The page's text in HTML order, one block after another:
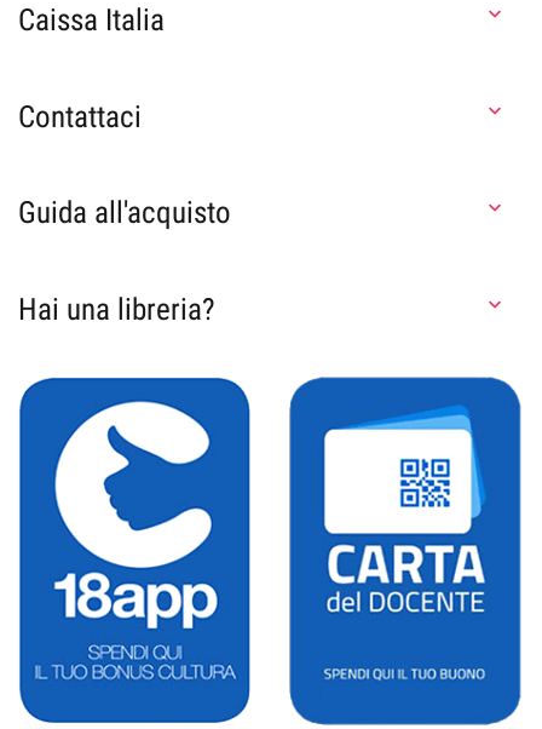
Caissa Italia 
Contattaci 
Guida all'acquisto 
Hai una libreria? 